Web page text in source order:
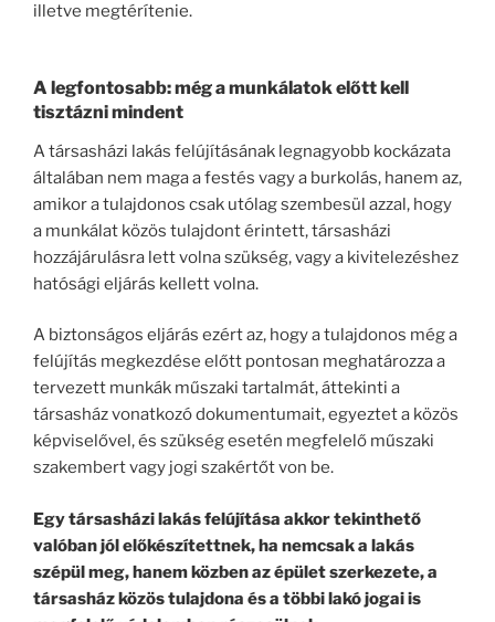
illetve megtérítenie.
A legfontosabb: még a munkálatok előtt kell
tisztázni mindent
A társasházi lakás felújításának legnagyobb kockázata
általában nem maga a festés vagy a burkolás, hanem az,
amikor a tulajdonos csak utólag szembesül azzal, hogy
a munkálat közös tulajdont érintett, társasházi
hozzájárulásra lett volna szükség, vagy a kivitelezéshez
hatósági eljárás kellett volna.
A biztonságos eljárás ezért az, hogy a tulajdonos még a
felújítás megkezdése előtt pontosan meghatározza a
tervezett munkák műszaki tartalmát, áttekinti a
társasház vonatkozó dokumentumait, egyeztet a közös
képviselővel, és szükség esetén megfelelő műszaki
szakembert vagy jogi szakértőt von be.
Egy társasházi lakás felújítása akkor tekinthető
valóban jól előkészítettnek, ha nemcsak a lakás
szépül meg, hanem közben az épület szerkezete, a
társasház közös tulajdona és a többi lakó jogai is